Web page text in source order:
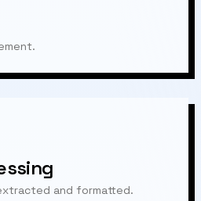
and formatted.